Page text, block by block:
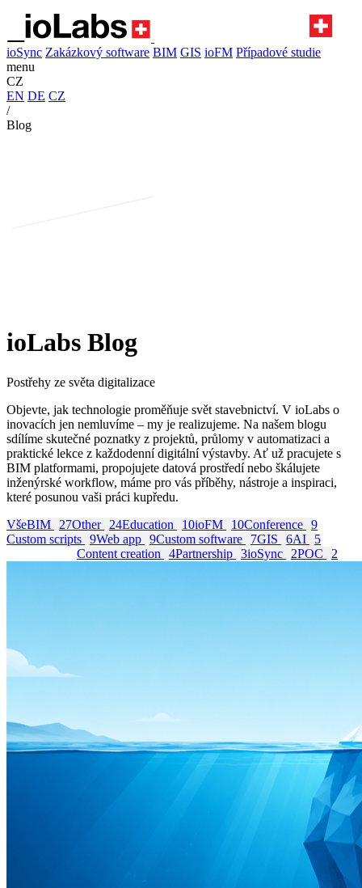
ioSync Zakázkový software BIM GIS ioFM Případové studie
menu
CZ
EN DE CZ
/
Blog
ioLabs Blog
Postřehy ze světa digitalizace
Objevte, jak technologie proměňuje svět stavebnictví. V ioLabs o
inovacích jen nemluvíme – my je realizujeme. Na našem blogu
sdílíme skutečné poznatky z projektů, průlomy v automatizaci a
praktické lekce z každodenní digitální výstavby. Ať už pracujete s
BIM platformami, propojujete datová prostředí nebo škálujete
inženýrské workflow, máme pro vás příběhy, nástroje a inspiraci,
které posunou vaši práci kupředu.
VšeBIM 27Other 24Education 10ioFM 10Conference 9
Custom scripts 9Web app 9Custom software 7GIS 6AI
5
Content creation 4Partnership 3ioSync 2POC 2